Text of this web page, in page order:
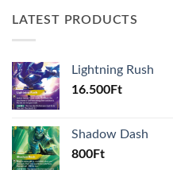
LATEST PRODUCTS
Lightning Rush
16.500Ft
Shadow Dash
800Ft